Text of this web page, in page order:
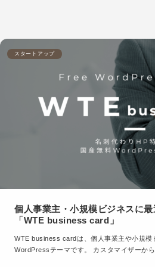
スタートアップ
個人事業主・小規模ビジネスに
「WTE business card」
WTE business cardは、個人事業主や小規模ビジネスにおすすめのLP型
WordPressテーマです。 カスタマイザーか